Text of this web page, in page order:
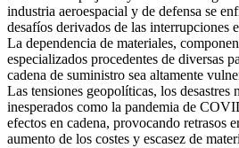
industria aeroespacial y de defensa se
desafíos derivados de las interrupciones
La dependencia de materiales,
especializados procedentes de diversas
cadena de suministro sea altamente
Las tensiones geopolíticas, los desastres
inesperados como la pandemia de
efectos en cadena, provocando retrasos
aumento de los costes y escasez de